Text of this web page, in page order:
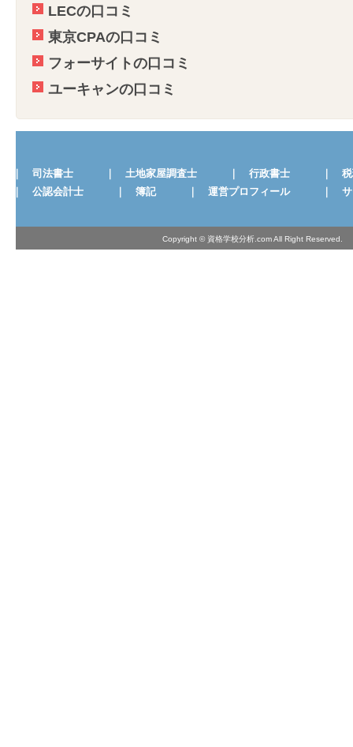
LECの口コミ
東京CPAの口コミ
フォーサイトの口コミ
ユーキャンの口コミ
司法書士 土地家屋調査士 行政書士
公認会計士 簿記 運営プロフィール
Copyright © 資格学校分析.com All Right Reserved.